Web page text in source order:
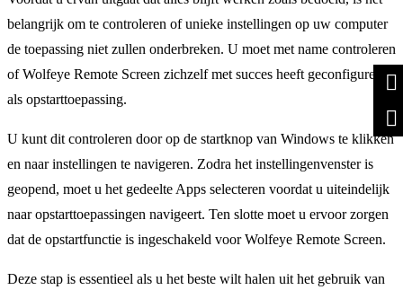
belangrijk om te controleren of unieke instellingen op uw computer
de toepassing niet zullen onderbreken. U moet met name controleren
of Wolfeye Remote Screen zichzelf met succes heeft geconfigureerd
als opstarttoepassing.
U kunt dit controleren door op de startknop van Windows te klikken
en naar instellingen te navigeren. Zodra het instellingenvenster is
geopend, moet u het gedeelte Apps selecteren voordat u uiteindelijk
naar opstarttoepassingen navigeert. Ten slotte moet u ervoor zorgen
dat de opstartfunctie is ingeschakeld voor Wolfeye Remote Screen.
Deze stap is essentieel als u het beste wilt halen uit het gebruik van